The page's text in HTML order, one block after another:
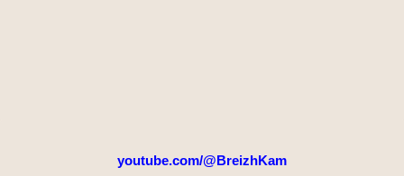
youtube.com/@BreizhKam